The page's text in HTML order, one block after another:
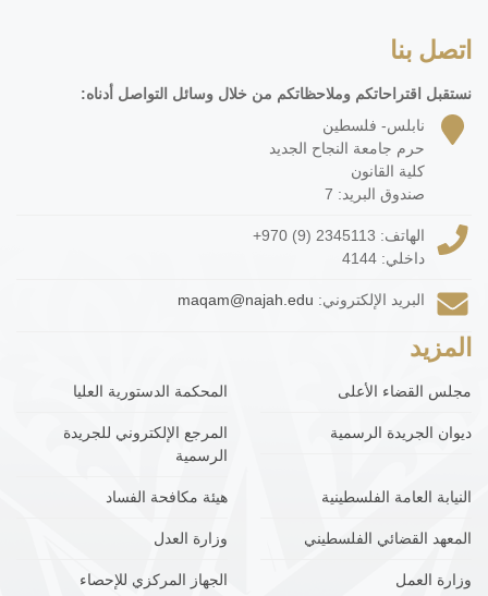
اتصل بنا
نستقبل اقتراحاتكم وملاحظاتكم من خلال وسائل التواصل أدناه:
نابلس- فلسطين
حرم جامعة النجاح الجديد
كلية القانون
صندوق البريد: 7
الهاتف: +970 (9) 2345113
داخلي: 4144
البريد الإلكتروني: maqam@najah.edu
المزيد
مجلس القضاء الأعلى المحكمة الدستورية العليا
ديوان الجريدة الرسمية
المرجع الإلكتروني للجريدة
الرسمية
النيابة العامة الفلسطينية هيئة مكافحة الفساد
المعهد القضائي الفلسطيني وزارة العدل
وزارة العمل
الجهاز المركزي للإحصاء